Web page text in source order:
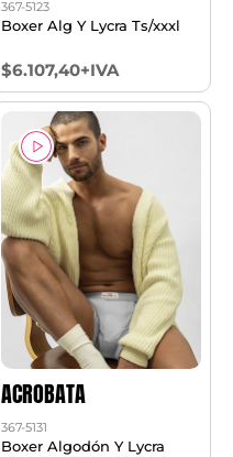
367-5123
Boxer Alg Y Lycra Ts/xxxl
$6.107,40+IVA
ACROBATA
367-5131
Boxer Algodón Y Lycra